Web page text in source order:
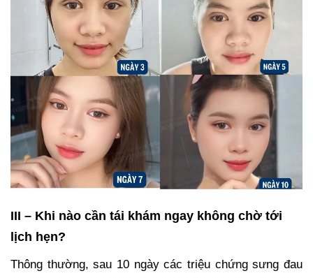
III – Khi nào cần tái khám ngay không chờ tới
lịch hẹn?
Thông thường, sau 10 ngày các triệu chứng sưng đau